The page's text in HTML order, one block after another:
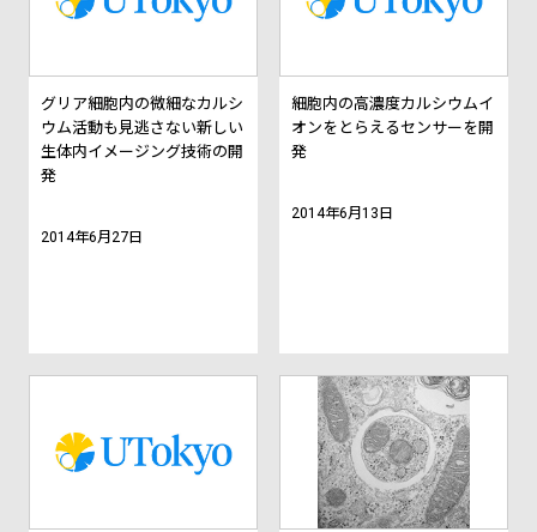
グリア細胞内の微細なカルシ
ウム活動も見逃さない新しい
生体内イメージング技術の開
発
2014年6月27日
細胞内の高濃度カルシウムイ
オンをとらえるセンサーを開
発
2014年6月13日